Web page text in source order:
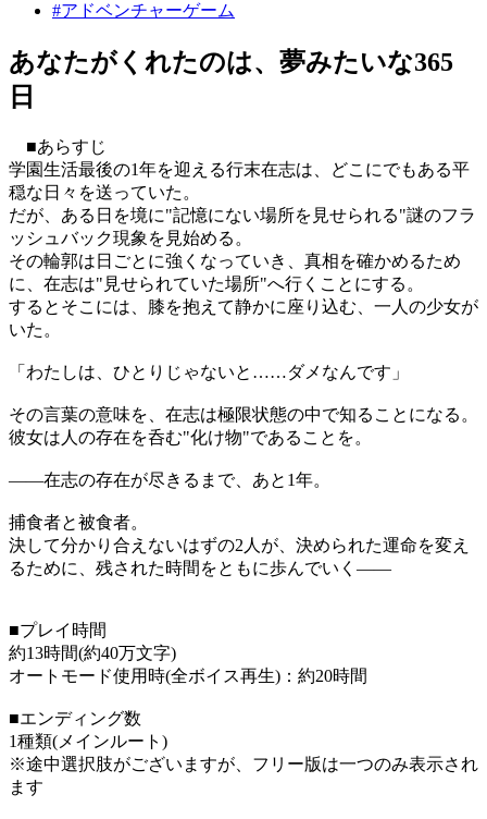
#アドベンチャーゲーム
あなたがくれたのは、夢みたいな365
日
■あらすじ
学園生活最後の1年を迎える行末在志は、どこにでもある平
穏な日々を送っていた。
だが、ある日を境に"記憶にない場所を見せられる"謎のフラ
ッシュバック現象を見始める。
その輪郭は日ごとに強くなっていき、真相を確かめるため
に、在志は"見せられていた場所"へ行くことにする。
するとそこには、膝を抱えて静かに座り込む、一人の少女が
いた。
「わたしは、ひとりじゃないと……ダメなんです」
その言葉の意味を、在志は極限状態の中で知ることになる。
彼女は人の存在を呑む"化け物"であることを。
――在志の存在が尽きるまで、あと1年。
捕食者と被食者。
決して分かり合えないはずの2人が、決められた運命を変え
るために、残された時間をともに歩んでいく――
■プレイ時間
約13時間(約40万文字)
オートモード使用時(全ボイス再生)：約20時間
■エンディング数
1種類(メインルート)
※途中選択肢がございますが、フリー版は一つのみ表示され
ます